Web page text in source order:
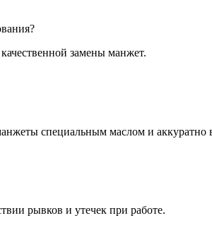
замены манжет.
специальным маслом и аккуратно
рывков и утечек при работе.